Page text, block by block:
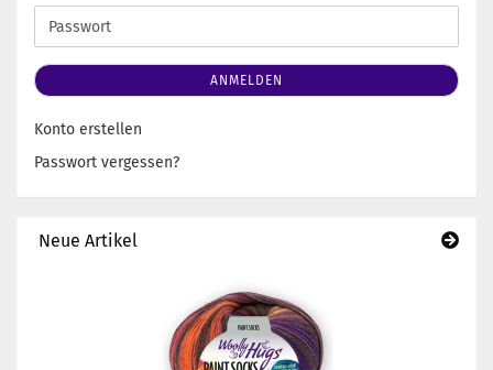
Adresse
Passwort
ANMELDEN
Konto erstellen
Passwort vergessen?
Neue Artikel